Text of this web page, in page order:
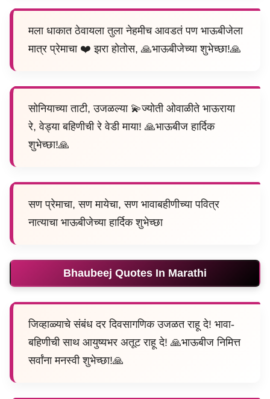
मला धाकात ठेवायला तुला नेहमीच आवडतं पण भाऊबीजेला
मात्र प्रेमाचा ❤️ झरा होतोस, 🙏भाऊबीजेच्या शुभेच्छा!🙏
सोनियाच्या ताटी, उजळल्या 💫ज्योती ओवाळीते भाऊराया
रे, वेड्या बहिणीची रे वेडी माया! 🙏भाऊबीज हार्दिक
शुभेच्छा!🙏
सण प्रेमाचा, सण मायेचा, सण भावाबहीणीच्या पवित्र
नात्याचा भाऊबीजेच्या हार्दिक शुभेच्छा
Bhaubeej Quotes In Marathi
जिव्हाळ्याचे संबंध दर दिवसागणिक उजळत राहू दे! भावा-
बहिणीची साथ आयुष्यभर अतूट राहू दे! 🙏भाऊबीज निमित्त
सर्वांना मनस्वी शुभेच्छा!🙏